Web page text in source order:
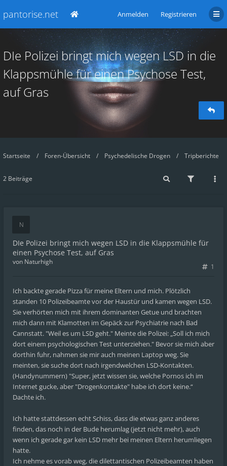
pantorise.net Anmelden Registrieren
DIe Polizei bringt mich wegen LSD in die
Klappsmühle für einen Psychose Test,
auf Gras
Startseite Foren-Übersicht Psychedelische Drogen Tripberichte
2 Beiträge
DIe Polizei bringt mich wegen LSD in die Klappsmühle für
einen Psychose Test, auf Gras
1
von Naturhigh
Ich backte gerade Pizza für meine Eltern und mich. Plötzlich
standen 10 Polizeibeamte vor der Haustür und kamen wegen LSD.
Sie verhörten mich mit ihrem dominanten Getue und brachten
mich dann mit Klamotten im Gepäck zur Psychiatrie nach Bad
Cannstatt. "Weil es um LSD geht." Meinte die Polizei: „Soll ich mich
dort einem psychologischen Test unterziehen." Bevor sie mich aber
dorthin fuhr, nahmen sie mir auch meinen Laptop weg. Sie
meinten, sie suche dort nach irgendwelchen LSD-Kontakten.
(Handynummern) "Super, jetzt wissen sie, welche Pornos ich im
Internet gucke, aber "Drogenkontakte" habe ich dort keine.“
Dachte ich.
Ich hatte stattdessen echt Schiss, dass die etwas ganz anderes
finden, das noch in der Bude herumlag (jetzt nicht mehr), auch
wenn ich gerade gar kein LSD mehr bei meinen Eltern herumliegen
hatte.
Ich nehme es vorab weg, die dilettantischen Polizeibeamten haben